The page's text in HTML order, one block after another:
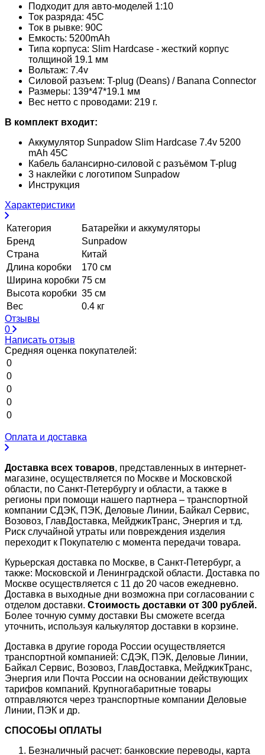
Подходит для авто-моделей 1:10
Ток разряда: 45C
Ток в рывке: 90C
Емкость: 5200mAh
Типа корпуса: Slim Hardcase - жесткий корпус
толщиной 19.1 мм
Вольтаж: 7.4v
Силовой разъем: T-plug (Deans) / Banana Connector
Размеры: 139*47*19.1 мм
Вес нетто с проводами: 219 г.
В комплект входит:
Аккумулятор Sunpadow Slim Hardcase 7.4v 5200
mAh 45C
Кабель балансирно-силовой с разъёмом T-plug
3 наклейки с логотипом Sunpadow
Инструкция
Характеристики
Категория
Батарейки и аккумуляторы
Бренд
Sunpadow
Страна
Китай
Длина коробки
170 см
Ширина коробки 75 см
Высота коробки 35 см
Вес
0.4 кг
Отзывы
0
Написать отзыв
Средняя оценка покупателей:
0
0
0
0
0
Оплата и доставка
Доставка всех товаров, представленных в интернет-
магазине, осуществляется по Москве и Московской
области, по Санкт-Петербургу и области, а также в
регионы при помощи нашего партнера – транспортной
компании СДЭК, ПЭК, Деловые Линии, Байкал Сервис,
Возовоз, ГлавДоставка, МейджикТранс, Энергия и т.д.
Риск случайной утраты или повреждения изделия
переходит к Покупателю с момента передачи товара.
Курьерская доставка по Москве, в Санкт-Петербург, а
также: Московской и Ленинградской области. Доставка по
Москве осуществляется с 11 до 20 часов ежедневно.
Доставка в выходные дни возможна при согласовании с
отделом доставки. Стоимость доставки от 300 рублей.
Более точную сумму доставки Вы сможете всегда
уточнить, используя калькулятор доставки в корзине.
Доставка в другие города России осуществляется
транспортной компанией: СДЭК, ПЭК, Деловые Линии,
Байкал Сервис, Возовоз, ГлавДоставка, МейджикТранс,
Энергия или Почта России на основании действующих
тарифов компаний. Крупногабаритные товары
отправляются через транспортные компании Деловые
Линии, ПЭК и др.
СПОСОБЫ ОПЛАТЫ
Безналичный расчет: банковские переводы, карта